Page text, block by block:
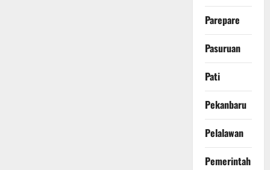
Parepare
Pasuruan
Pati
Pekanbaru
Pelalawan
Pemerintah